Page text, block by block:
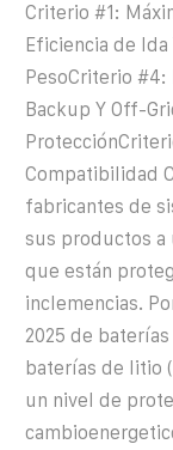
Criterio #1:
Eficiencia de
PesoCriterio
Backup Y Off-
Compatibilidad
fabricantes de
sus productos a
que están
inclemencias.
2025 de
baterías de litio
un nivel de